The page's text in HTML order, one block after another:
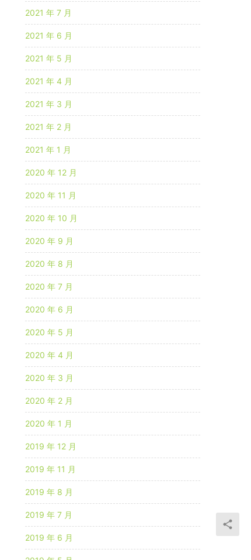
2021 年 7 月
2021 年 6 月
2021 年 5 月
2021 年 4 月
2021 年 3 月
2021 年 2 月
2021 年 1 月
2020 年 12 月
2020 年 11 月
2020 年 10 月
2020 年 9 月
2020 年 8 月
2020 年 7 月
2020 年 6 月
2020 年 5 月
2020 年 4 月
2020 年 3 月
2020 年 2 月
2020 年 1 月
2019 年 12 月
2019 年 11 月
2019 年 8 月
2019 年 7 月
2019 年 6 月